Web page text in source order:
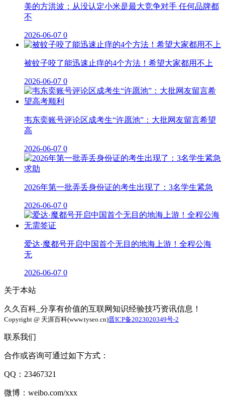
美的方洪波：从没认定小米是最大竞争对手 任何品牌都
不
2026-06-07 0
被蚊子咬了能迅速止痒的4个方法！希望大家都用不上
2026-06-07 0
韦东奕账号评论区成考生“许愿池”：大批网友留言希望
高
2026-06-07 0
2026年第一批弄丢身份证的考生出现了：3名学生紧急
2026-06-07 0
爱达·魔都号开启中国首个无目的地海上游！全程公海
无
2026-06-07 0
关于本站
久久百科_分享有价值的互联网知识经验技巧资讯信息！
Copyright @ 天涯百科(www.tyseo.cn)晋ICP备2023020349号-2
联系我们
合作或咨询可通过如下方式：
QQ：23467321
微博：weibo.com/xxx